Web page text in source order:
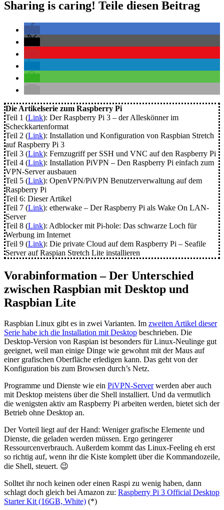
Sharing is caring! Teile diesen Beitrag
Die Artikelserie zum Raspberry Pi
Teil 1 (Link): Der Raspberry Pi 3 – der Alleskönner im
Scheckkartenformat
Teil 2 (Link): Installation und Konfiguration von Raspbian Stretch
auf Raspberry Pi 3
Teil 3 (Link): Fernzugriff per SSH und VNC auf den Raspberry Pi
Teil 4 (Link): Installation PiVPN – Den Raspberry Pi einfach zum
VPN-Server ausbauen
Teil 5 (Link): OpenVPN/PiVPN Benutzerverwaltung auf dem
Raspberry Pi
Teil 6: Dieser Artikel
Teil 7 (Link): etherwake – Der Raspberry Pi als Wake On LAN-
Server
Teil 8 (Link): Adblocker mit Pi-hole: Das schwarze Loch für
Werbung im Internet
Teil 9 (Link): Die private Cloud auf dem Raspberry Pi – Seafile
Server auf Raspian Stretch Lite installieren
Vorabinformation – Der Unterschied
zwischen Raspbian mit Desktop und
Raspbian Lite
Raspbian Linux gibt es in zwei Varianten. Im zweiten Artikel dieser
Serie habe ich die Installation mit Desktop beschrieben. Die
Desktop-Version von Raspian ist besonders für Linux-Neulinge gut
geeignet, weil man einige Dinge wie gewohnt mit der Maus auf
einer grafischen Oberfläche erledigen kann. Das geht von der
Konfiguration bis zum Browsen durch’s Netz.
Programme und Dienste wie ein PiVPN-Serverwerden aber auch
mit Desktop meistens über die Shell installiert. Und da vermutlich
die wenigsten aktiv am Raspberry Pi arbeiten werden, bietet sich der
Betrieb ohne Desktop an.
Der Vorteil liegt auf der Hand: Weniger grafische Elemente und
Dienste, die geladen werden müssen. Ergo geringerer
Ressourcenverbrauch. Außerdem kommt das Linux-Feeling eh erst
so richtig auf, wenn ihr die Kiste komplett über die Kommandozeile,
die Shell, steuert. 😉
Solltet ihr noch keinen oder einen Raspi zu wenig haben, dann
schlagt doch gleich bei Amazon zu: Raspberry Pi 3 Official Desktop
Starter Kit (16GB, White) (*)